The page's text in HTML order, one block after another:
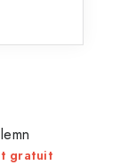
gratuit